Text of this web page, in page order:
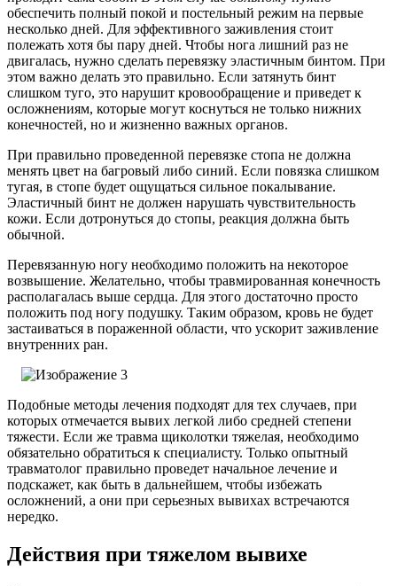
обеспечить полный покой и постельный режим на первые
несколько дней. Для эффективного заживления стоит
полежать хотя бы пару дней. Чтобы нога лишний раз не
двигалась, нужно сделать перевязку эластичным бинтом. При
этом важно делать это правильно. Если затянуть бинт
слишком туго, это нарушит кровообращение и приведет к
осложнениям, которые могут коснуться не только нижних
конечностей, но и жизненно важных органов.
При правильно проведенной перевязке стопа не должна
менять цвет на багровый либо синий. Если повязка слишком
тугая, в стопе будет ощущаться сильное покалывание.
Эластичный бинт не должен нарушать чувствительность
кожи. Если дотронуться до стопы, реакция должна быть
обычной.
Перевязанную ногу необходимо положить на некоторое
возвышение. Желательно, чтобы травмированная конечность
располагалась выше сердца. Для этого достаточно просто
положить под ногу подушку. Таким образом, кровь не будет
застаиваться в пораженной области, что ускорит заживление
внутренних ран.
Подобные методы лечения подходят для тех случаев, при
которых отмечается вывих легкой либо средней степени
тяжести. Если же травма щиколотки тяжелая, необходимо
обязательно обратиться к специалисту. Только опытный
травматолог правильно проведет начальное лечение и
подскажет, как быть в дальнейшем, чтобы избежать
осложнений, а они при серьезных вывихах встречаются
нередко.
Действия при тяжелом вывихе